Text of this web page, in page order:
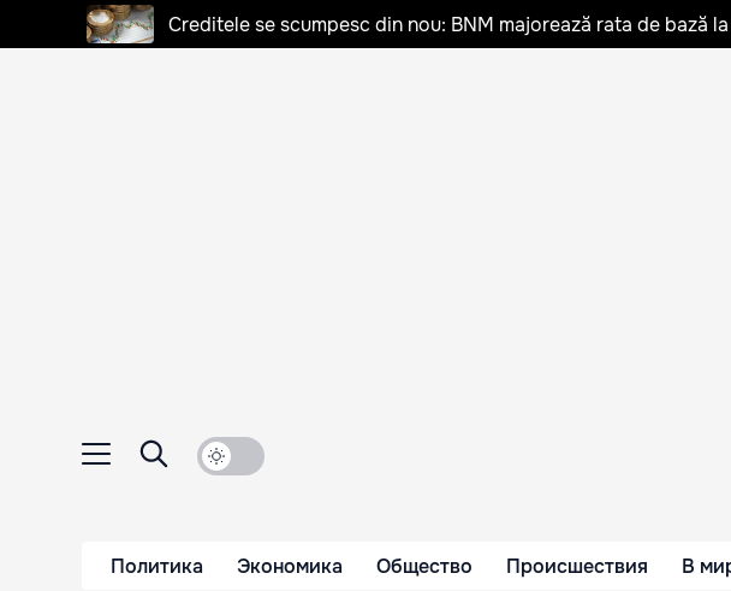
Creditele se scumpesc din nou: BNM majorează rata de bază la
Политика Экономика Общество Происшествия В